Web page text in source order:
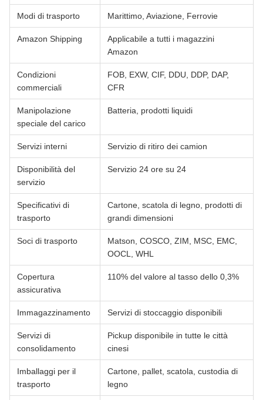
Modi di trasporto Marittimo, Aviazione, Ferrovie
Amazon Shipping
Applicabile a tutti i magazzini
Amazon
Condizioni
commerciali
FOB, EXW, CIF, DDU, DDP, DAP,
CFR
Manipolazione
speciale del carico
Batteria, prodotti liquidi
Servizi interni Servizio di ritiro dei camion
Disponibilità del
servizio
Servizio 24 ore su 24
Specificativi di
trasporto
Cartone, scatola di legno, prodotti di
grandi dimensioni
Soci di trasporto
Matson, COSCO, ZIM, MSC, EMC,
OOCL, WHL
Copertura
assicurativa
110% del valore al tasso dello 0,3%
Immagazzinamento Servizi di stoccaggio disponibili
Servizi di
consolidamento
Pickup disponibile in tutte le città
cinesi
Imballaggi per il
trasporto
Cartone, pallet, scatola, custodia di
legno